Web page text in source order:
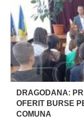
DRAGODANA:
OFERIT BURSE
COMUNA